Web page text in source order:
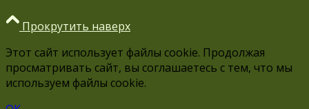
Прокрутить наверх
Этот сайт использует файлы cookie. Продолжая
просматривать сайт, вы соглашаетесь с тем, что мы
используем файлы cookie.